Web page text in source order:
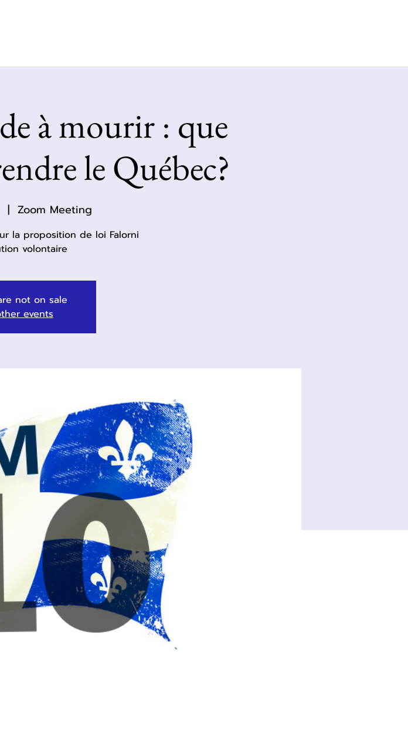
à mourir : que
le Québec?
|
Zoom Meeting
la proposition de loi Falorni
not on sale
events